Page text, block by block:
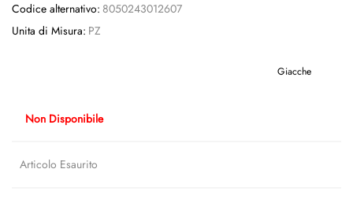
Codice alternativo: 8050243012607
Unita di Misura: PZ
Giacche
Non Disponibile
Articolo Esaurito